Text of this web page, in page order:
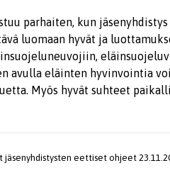
parhaiten, kun
luomaan hyvät ja
eläinten hyvinvointia
Myös hyvät suhteet
jäsenyhdistysten eettiset ohjeet